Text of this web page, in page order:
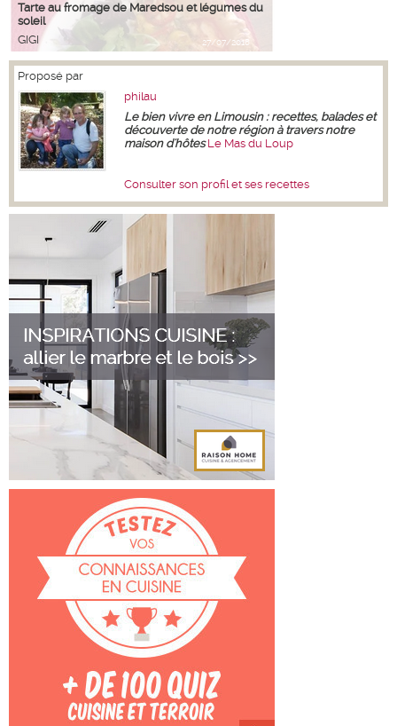
Tarte au fromage de Maredsou et légumes du
soleil
GIGI
27/07/2018
Proposé par
philau
Le bien vivre en Limousin : recettes, balades et
découverte de notre région à travers notre
maison d'hôtesLe Mas du Loup
Consulter son profil et ses recettes